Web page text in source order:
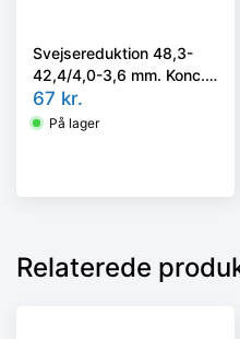
Svejsereduktion 48,3-
42,4/4,0-3,6 mm. Konc.
Kval. P235GH, EN 10253-
2 type B
67 kr.
På lager
Relaterede